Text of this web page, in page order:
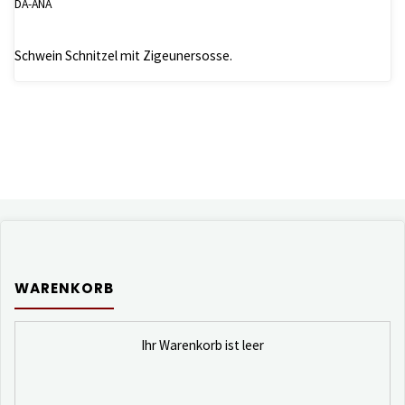
DA-ANA
Schwein Schnitzel mit Zigeunersosse.
WARENKORB
Ihr Warenkorb ist leer